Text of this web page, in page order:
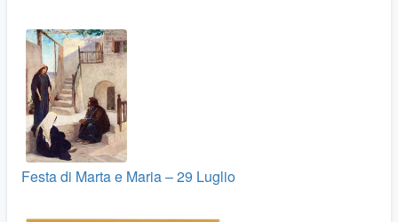
Festa di Marta e Maria – 29 Luglio